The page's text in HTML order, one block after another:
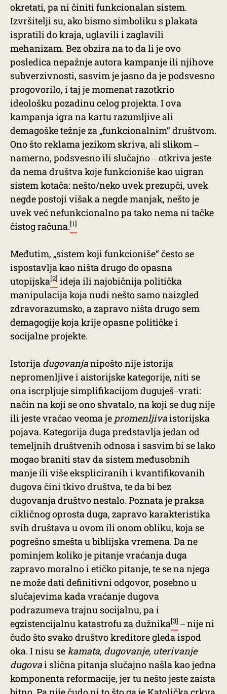
okretati, pa ni činiti funkcionalan sistem.
Izvršitelji su, ako bismo simboliku s plakata
ispratili do kraja, uglavili i zaglavili
mehanizam. Bez obzira na to da li je ovo
posledica nepažnje autora kampanje ili njihove
subverzivnosti, sasvim je jasno da je podsvesno
progovorilo, i taj je momenat razotkrio
ideološku pozadinu celog projekta. I ova
kampanja igra na kartu razumljive ali
demagoške težnje za „funkcionalnim“ društvom.
Ono što reklama jezikom skriva, ali slikom ‒
namerno, podsvesno ili slučajno ‒ otkriva jeste
da nema društva koje funkcioniše kao uigran
sistem kotača: nešto/neko uvek prezupči, uvek
negde postoji višak a negde manjak, nešto je
uvek već nefunkcionalno pa tako nema ni tačke
čistog računa.[1]
Međutim, „sistem koji funkcioniše“ često se
ispostavlja kao ništa drugo do opasna
utopijska[2] ideja ili najobičnija politička
manipulacija koja nudi nešto samo naizgled
zdravorazumsko, a zapravo ništa drugo sem
demagogije koja krije opasne političke i
socijalne projekte.
Istorija dugovanjanipošto nije istorija
nepromenljive i aistorijske kategorije, niti se
ona iscrpljuje simplifikacijom duguješ‒vrati:
način na koji se ono shvatalo, na koji se dug nije
ili jeste vraćao veoma je promenljivaistorijska
pojava. Kategorija duga predstavlja jedan od
temeljnih društvenih odnosa i sasvim bi se lako
mogao braniti stav da sistem međusobnih
manje ili više ekspliciranih i kvantifikovanih
dugova čini tkivo društva, te da bi bez
dugovanja društvo nestalo. Poznata je praksa
cikličnog oprosta duga, zapravo karakteristika
svih društava u ovom ili onom obliku, koja se
pogrešno smešta u biblijska vremena. Da ne
pominjem koliko je pitanje vraćanja duga
zapravo moralno i etičko pitanje, te se na njega
ne može dati definitivni odgovor, posebno u
slučajevima kada vraćanje dugova
podrazumeva trajnu socijalnu, pa i
egzistencijalnu katastrofu za dužnika[3] ‒ nije ni
čudo što svako društvo kreditore gleda ispod
oka. I nisu sekamata, dugovanje, uterivanje
dugovai slična pitanja slučajno našla kao jedna
komponenta reformacije, jer tu nešto jeste zaista